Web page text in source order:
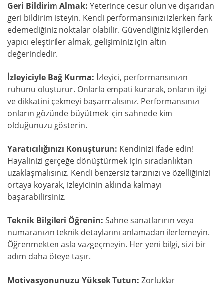
Geri Bildirim Almak: Yeterince cesur olun ve dışarıdan
geri bildirim isteyin. Kendi performansınızı izlerken fark
edemediğiniz noktalar olabilir. Güvendiğiniz kişilerden
yapıcı eleştiriler almak, gelişiminiz için altın
değerindedir.
İzleyiciyle Bağ Kurma: İzleyici, performansınızın
ruhunu oluşturur. Onlarla empati kurarak, onların ilgi
ve dikkatini çekmeyi başarmalısınız. Performansınızı
onların gözünde büyütmek için sahnede kim
olduğunuzu gösterin.
Yaratıcılığınızı Konuşturun: Kendinizi ifade edin!
Hayalinizi gerçeğe dönüştürmek için sıradanlıktan
uzaklaşmalısınız. Kendi benzersiz tarzınızı ve özelliğinizi
ortaya koyarak, izleyicinin aklında kalmayı
başarabilirsiniz.
Teknik Bilgileri Öğrenin: Sahne sanatlarının veya
numaranızın teknik detaylarını anlamadan ilerlemeyin.
Öğrenmekten asla vazgeçmeyin. Her yeni bilgi, sizi bir
adım daha öteye taşır.
Motivasyonunuzu Yüksek Tutun: Zorluklar